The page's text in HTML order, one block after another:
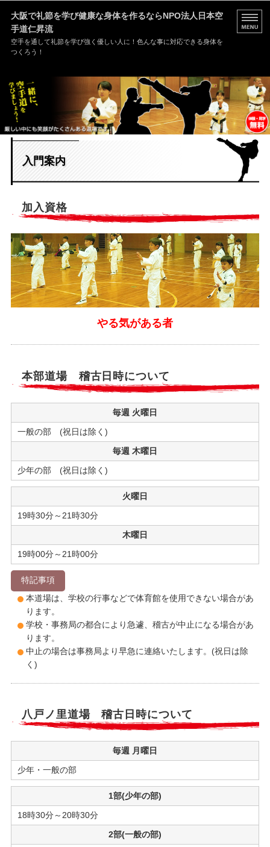
大阪で礼節を学び健康な身体を作るならNPO法人日本空
手道仁昇流
空手を通して礼節を学び強く優しい人に！色んな事に対応できる身体を
つくろう！
HOME
道場案内
稽古内容
入門案内
入門案内
加入資格
やる気がある者
本部道場 稽古日時について
毎週 火曜日
一般の部 (祝日は除く)
毎週 木曜日
少年の部 (祝日は除く)
火曜日
19時30分～21時30分
木曜日
19時00分～21時00分
特記事項
本道場は、学校の行事などで体育館を使用できない場合があ
ります。
学校・事務局の都合により急遽、稽古が中止になる場合があ
ります。
中止の場合は事務局より早急に連絡いたします。(祝日は除
く)
八戸ノ里道場 稽古日時について
毎週 月曜日
少年・一般の部
1部(少年の部)
18時30分～20時30分
2部(一般の部)